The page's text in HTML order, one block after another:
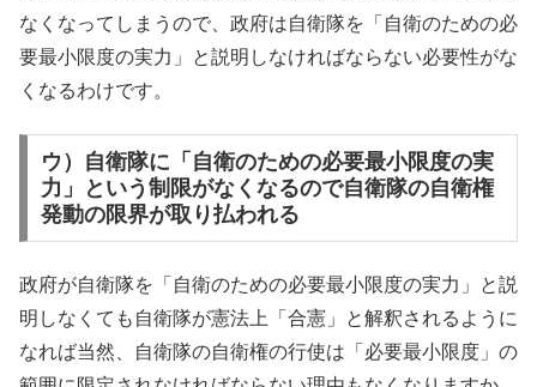
なくなってしまうので、政府は自衛隊を「自衛のための必
要最小限度の実力」と説明しなければならない必要性がな
くなるわけです。
ウ）自衛隊に「自衛のための必要最小限度の実
力」という制限がなくなるので自衛隊の自衛権
発動の限界が取り払われる
政府が自衛隊を「自衛のための必要最小限度の実力」と説
明しなくても自衛隊が憲法上「合憲」と解釈されるように
なれば当然、自衛隊の自衛権の行使は「必要最小限度」の